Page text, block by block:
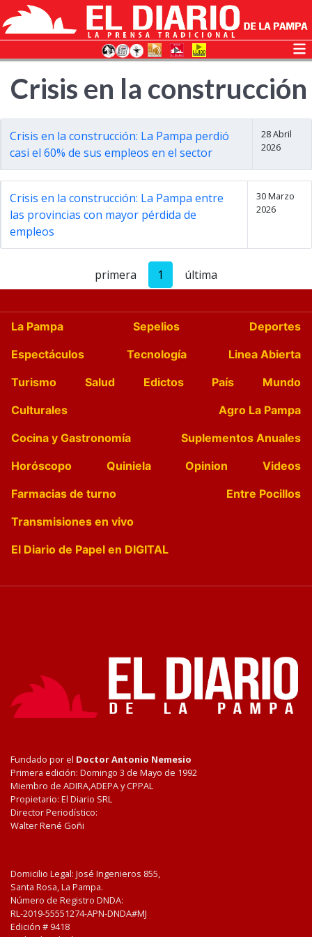
Crisis en la construcción
Crisis en la construcción: La Pampa perdió
casi el 60% de sus empleos en el sector
28 Abril
2026
Crisis en la construcción: La Pampa entre
las provincias con mayor pérdida de
empleos
30 Marzo
2026
primera 1 última
La Pampa Sepelios
Deportes
Espectáculos
Tecnología
Linea Abierta
Turismo
Salud Edictos País
Mundo
Culturales
Agro La Pampa
Cocina y Gastronomía
Suplementos Anuales
Horóscopo
Quiniela Opinion
Videos
Farmacias de turno
Entre Pocillos
Transmisiones en vivo
El Diario de Papel en DIGITAL
Fundado por el Doctor Antonio Nemesio
Primera edición: Domingo 3 de Mayo de 1992
Miembro de ADIRA,ADEPA y CPPAL
Propietario: El Diario SRL
Director Periodístico:
Walter René Goñi
Domicilio Legal: José Ingenieros 855,
Santa Rosa, La Pampa.
Número de Registro DNDA:
RL-2019-55551274-APN-DNDA#MJ
Edición # 9418